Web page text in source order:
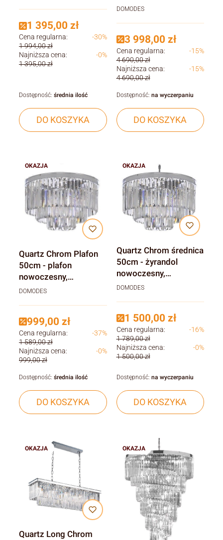
1 395,00 zł
Cena regularna:
1 994,00 zł
-30%
Najniższa cena:
1 395,00 zł
-0%
DO KOSZYKA
Dostępność: średnia ilość
srebrnym
DOMODES
3 998,00 zł
Cena regularna:
4 690,00 zł
-15%
Najniższa cena:
4 690,00 zł
-15%
DO KOSZYKA
Dostępność: na wyczerpaniu
OKAZJA
Quartz Chrom Plafon
50cm - plafon
nowoczesny,
kryształowy, kolor
DOMODES
999,00 zł
Cena regularna:
1 589,00 zł
-37%
Najniższa cena:
999,00 zł
-0%
DO KOSZYKA
Dostępność: średnia ilość
OKAZJA
Quartz Chrom średnica
50cm - żyrandol
nowoczesny,
kryształowy
DOMODES
1 500,00 zł
Cena regularna:
1 789,00 zł
-16%
Najniższa cena:
1 500,00 zł
-0%
DO KOSZYKA
Dostępność: na wyczerpaniu
OKAZJA
Quartz Long Chrom
OKAZJA